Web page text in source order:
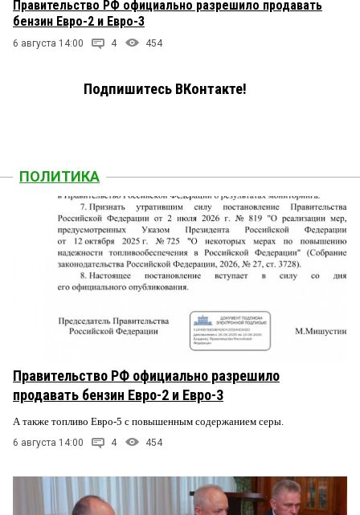
Правительство РФ официально разрешило продавать
бензин Евро-2 и Евро-3
6 августа 14:00 4 454
Подпишитесь ВКонтакте!
ПОЛИТИКА
Правительство РФ официально разрешило
продавать бензин Евро-2 и Евро-3
А также топливо Евро-5 с повышенным содержанием серы.
6 августа 14:00 4 454